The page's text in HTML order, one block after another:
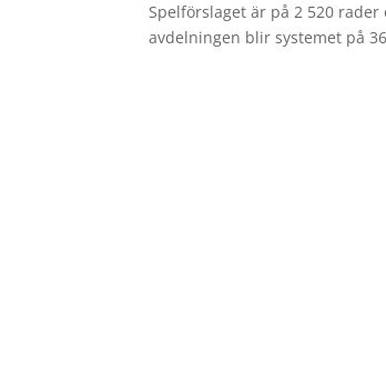
Spelförslaget är på 2 520
avdelningen blir systemet på